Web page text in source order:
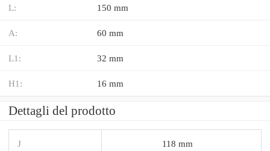
L: 150 mm
A: 60 mm
L1: 32 mm
H1: 16 mm
Dettagli del prodotto
J 118 mm